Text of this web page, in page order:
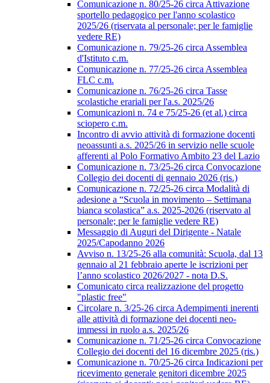
Comunicazione n. 80/25-26 circa Attivazione
sportello pedagogico per l'anno scolastico
2025/26 (riservata al personale; per le famiglie
vedere RE)
Comunicazione n. 79/25-26 circa Assemblea
d'Istituto c.m.
Comunicazione n. 77/25-26 circa Assemblea
FLC c.m.
Comunicazione n. 76/25-26 circa Tasse
scolastiche erariali per l'a.s. 2025/26
Comunicazioni n. 74 e 75/25-26 (et al.) circa
sciopero c.m.
Incontro di avvio attività di formazione docenti
neoassunti a.s. 2025/26 in servizio nelle scuole
afferenti al Polo Formativo Ambito 23 del Lazio
Comunicazione n. 73/25-26 circa Convocazione
Collegio dei docenti di gennaio 2026 (ris.)
Comunicazione n. 72/25-26 circa Modalità di
adesione a “Scuola in movimento – Settimana
bianca scolastica” a.s. 2025-2026 (riservato al
personale; per le famiglie vedere RE)
Messaggio di Auguri del Dirigente - Natale
2025/Capodanno 2026
Avviso n. 13/25-26 alla comunità: Scuola, dal 13
gennaio al 21 febbraio aperte le iscrizioni per
l’anno scolastico 2026/2027 - nota D.S.
Comunicato circa realizzazione del progetto
"plastic free"
Circolare n. 3/25-26 circa Adempimenti inerenti
alle attività di formazione dei docenti neo-
immessi in ruolo a.s. 2025/26
Comunicazione n. 71/25-26 circa Convocazione
Collegio dei docenti del 16 dicembre 2025 (ris.)
Comunicazione n. 70/25-26 circa Indicazioni per
ricevimento generale genitori dicembre 2025